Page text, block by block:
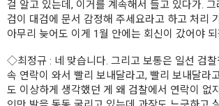
걸 알고 있는데, 이거를 계속해서 들고 있다가. 그
검이 대검에 문서 감정해 주세요라고 하고 처리
아무리 늦어도 이게 1월 안에는 회신이 갔어야
◇최정규 : 네 맞습니다. 그리고 보통은 일선 검찰
속 연락이 와서 빨리 보내달라고, 빨리 보내달라
도 이상하게 생각했던 게 왜 검찰에서 연락이 없